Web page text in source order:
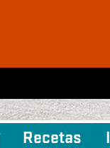
Recetas